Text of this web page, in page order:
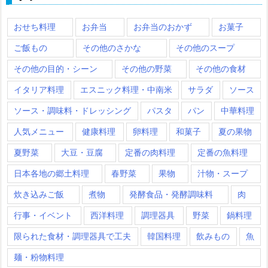
おせち料理 お弁当 お弁当のおかず お菓子
ご飯もの その他のさかな その他のスープ
その他の目的・シーン その他の野菜 その他の食材
イタリア料理 エスニック料理・中南米 サラダ ソース
ソース・調味料・ドレッシング パスタ パン 中華料理
人気メニュー 健康料理 卵料理 和菓子 夏の果物
夏野菜 大豆・豆腐 定番の肉料理 定番の魚料理
日本各地の郷土料理 春野菜 果物 汁物・スープ
炊き込みご飯 煮物 発酵食品・発酵調味料 肉
行事・イベント 西洋料理 調理器具 野菜 鍋料理
限られた食材・調理器具で工夫 韓国料理 飲みもの 魚
麺・粉物料理